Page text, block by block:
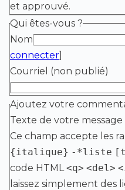
et approuvé.
Qui êtes-vous ?
Nom
connecter]
Courriel (non publié)
Ajoutez votre
Texte de votre message
Ce champ accepte les
{italique} -*liste
code HTML<q> <del>
laissez simplement des